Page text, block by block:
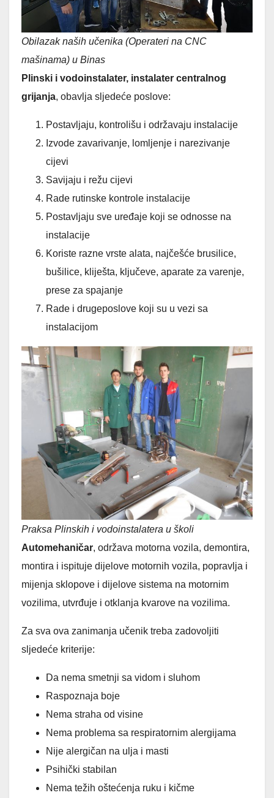
Obilazak naših učenika (Operateri na CNC
mašinama) u Binas
Plinski i vodoinstalater, instalater centralnog
grijanja, obavlja sljedeće poslove:
Postavljaju, kontrolišu i održavaju instalacije
Izvode zavarivanje, lomljenje i narezivanje
cijevi
Savijaju i režu cijevi
Rade rutinske kontrole instalacije
Postavljaju sve uređaje koji se odnosse na
instalacije
Koriste razne vrste alata, najčešće brusilice,
bušilice, kliješta, ključeve, aparate za varenje,
prese za spajanje
Rade i drugeposlove koji su u vezi sa
instalacijom
Praksa Plinskih i vodoinstalatera u školi
Automehaničar, održava motorna vozila, demontira,
montira i ispituje dijelove motornih vozila, popravlja i
mijenja sklopove i dijelove sistema na motornim
vozilima, utvrđuje i otklanja kvarove na vozilima.
Za sva ova zanimanja učenik treba zadovoljiti
sljedeće kriterije:
Da nema smetnji sa vidom i sluhom
Raspoznaja boje
Nema straha od visine
Nema problema sa respiratornim alergijama
Nije alergičan na ulja i masti
Psihički stabilan
Nema težih oštećenja ruku i kičme